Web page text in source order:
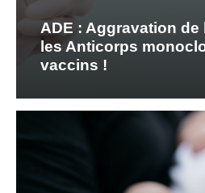
ADE : Aggravation de
les Anticorps
vaccins !